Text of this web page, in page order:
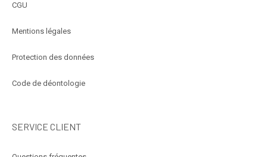
CGU
Mentions légales
Protection des données
Code de déontologie
SERVICE CLIENT